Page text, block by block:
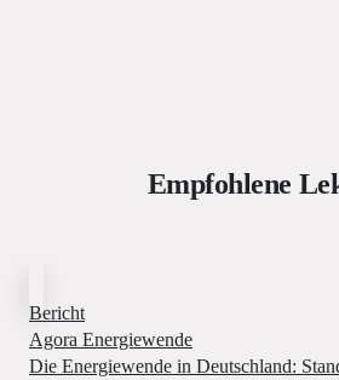
Empfohlene
Bericht
Agora Energiewende
Die Energiewende in Deutschland: